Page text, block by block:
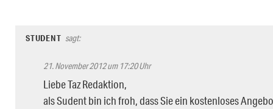
STUDENT sagt:
21. November 2012 um 17:20 Uhr
Liebe Taz Redaktion,
als Sudent bin ich froh, dass Sie ein kostenloses